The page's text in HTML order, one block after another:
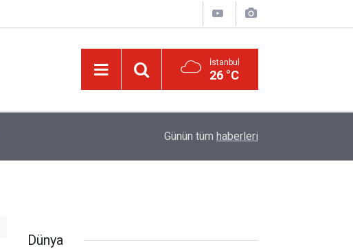
İstanbul
26 °C
Ünlü futbolcu Dembele: Eşimin yüzünü
Günün tüm haberleri
Dünya